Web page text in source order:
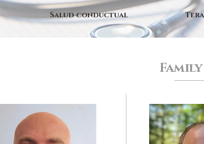
Salud conductual